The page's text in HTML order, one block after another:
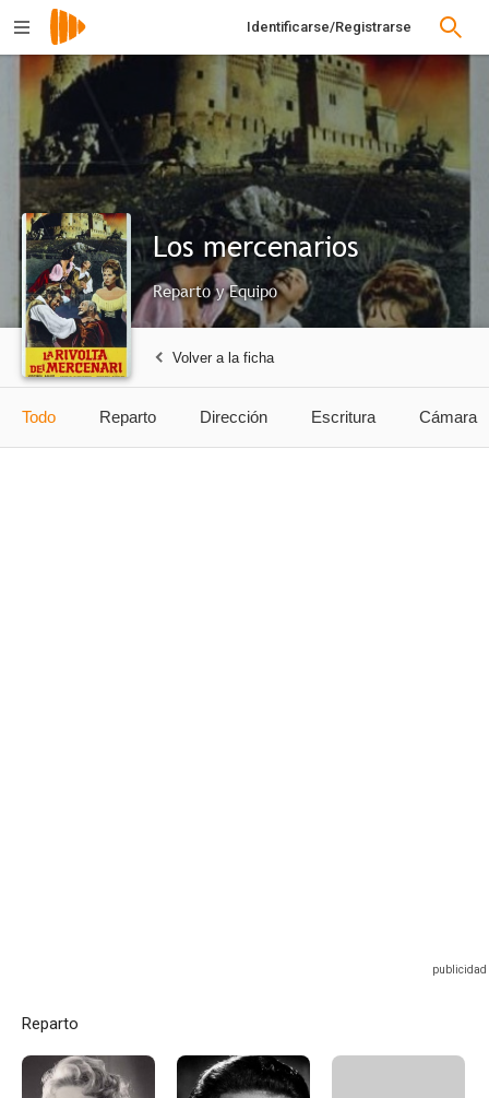
Identificarse/Registrarse
Los mercenarios
Reparto y Equipo
Volver a la ficha
Todo Reparto Dirección Escritura Cámara
Reparto